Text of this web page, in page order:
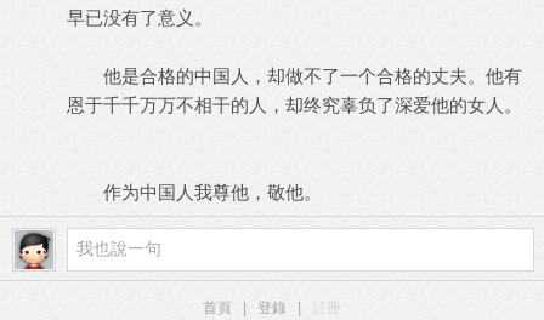
早已没有了意义。
他是合格的中国人，却做不了一个合格的丈夫。他有
恩于千千万万不相干的人，却终究辜负了深爱他的女人。
作为中国人我尊他，敬他。
首頁 登錄